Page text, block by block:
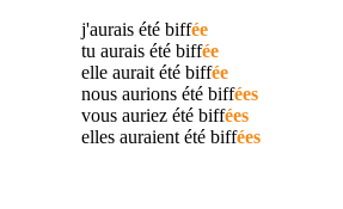
j'aurais été biffée
tu aurais été biffée
elle aurait été biffée
nous aurions été biffées
vous auriez été biffées
elles auraient été biffées